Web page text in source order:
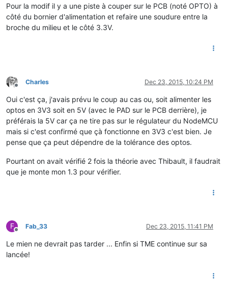
Pour la modif il y a une piste à couper sur le PCB (noté OPTO) à
côté du bornier d'alimentation et refaire une soudure entre la
broche du milieu et le côté 3.3V.
Offline
Charles Dec 23, 2015, 10:24 PM
Oui c'est ça, j'avais prévu le coup au cas ou, soit alimenter les
optos en 3V3 soit en 5V (avec le PAD sur le PCB derrière), je
préférais la 5V car ça ne tire pas sur le régulateur du NodeMCU
mais si c'est confirmé que çà fonctionne en 3V3 c'est bien. Je
pense que ça peut dépendre de la tolérance des optos.
Pourtant on avait vérifié 2 fois la théorie avec Thibault, il faudrait
que je monte mon 1.3 pour vérifier.
F
Offline
Fab_33 Dec 23, 2015, 11:41 PM
Le mien ne devrait pas tarder ... Enfin si TME continue sur sa
lancée!